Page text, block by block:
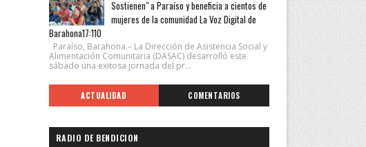
Sostienen" a Paraíso y beneficia a cientos de
mujeres de la comunidad La Voz Digital de
Barahona17:110
Paraíso, Barahona.– La Dirección de Asistencia Social y
Alimentación Comunitaria (DASAC) desarrolló este
sábado una exitosa jornada del pr...
ACTUALIDAD COMENTARIOS
RADIO DE BENDICION